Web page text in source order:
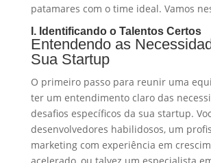
patamares com o time ideal. Vamos
I. Identificando o Talentos Certos
Entendendo as
Sua Startup
O primeiro passo para reunir uma
ter um entendimento claro das
desafios específicos da sua startup.
desenvolvedores habilidosos, um
marketing com experiência em